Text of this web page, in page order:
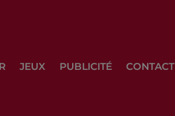
JEUX PUBLICITÉ CONTACT